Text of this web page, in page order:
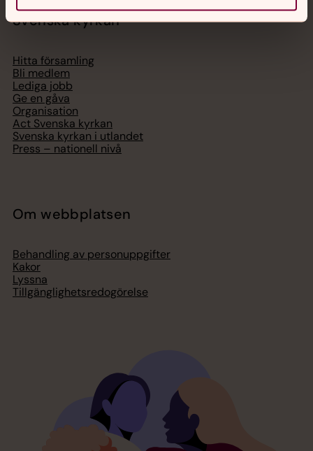
Svenska kyrkan
Hitta församling
Bli medlem
Lediga jobb
Ge en gåva
Organisation
Act Svenska kyrkan
Svenska kyrkan i utlandet
Press – nationell nivå
Om webbplatsen
Behandling av personuppgifter
Kakor
Lyssna
Tillgänglighetsredogörelse